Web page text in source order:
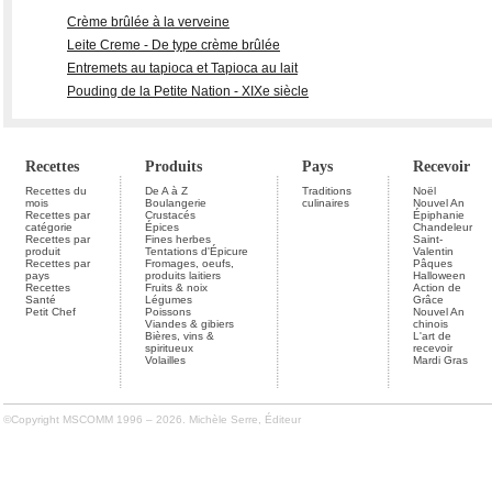
Crème brûlée à la verveine
Leite Creme - De type crème brûlée
Entremets au tapioca et Tapioca au lait
Pouding de la Petite Nation - XIXe siècle
Recettes Produits Pays Recevoir
Recettes du
mois
Recettes par
catégorie
Recettes par
produit
Recettes par
pays
Recettes
Santé
Petit Chef
De A à Z
Boulangerie
Crustacés
Épices
Fines herbes
Tentations d'Épicure
Fromages, oeufs,
produits laitiers
Fruits & noix
Légumes
Poissons
Viandes & gibiers
Bières, vins &
spiritueux
Volailles
Traditions
culinaires
Noël
Nouvel An
Épiphanie
Chandeleur
Saint-
Valentin
Pâques
Halloween
Action de
Grâce
Nouvel An
chinois
L'art de
recevoir
Mardi Gras
©Copyright MSCOMM 1996 – 2026. Michèle Serre, Éditeur